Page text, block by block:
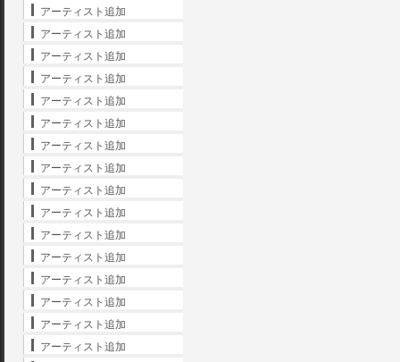
アーティスト追加
アーティスト追加
アーティスト追加
アーティスト追加
アーティスト追加
アーティスト追加
アーティスト追加
アーティスト追加
アーティスト追加
アーティスト追加
アーティスト追加
アーティスト追加
アーティスト追加
アーティスト追加
アーティスト追加
アーティスト追加